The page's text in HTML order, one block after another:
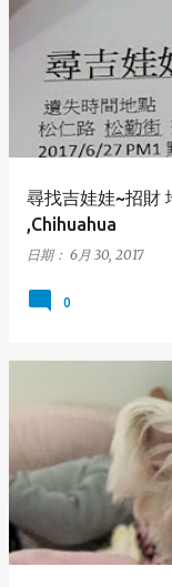
尋找吉娃娃~招財
,Chihuahua
日期： 6月 30, 2017
0